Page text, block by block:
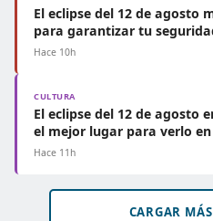
El eclipse del 12 de agosto
para garantizar tu
Hace 10h
CULTURA
El eclipse del 12 de agosto
el mejor lugar para verlo en
Hace 11h
CARGAR